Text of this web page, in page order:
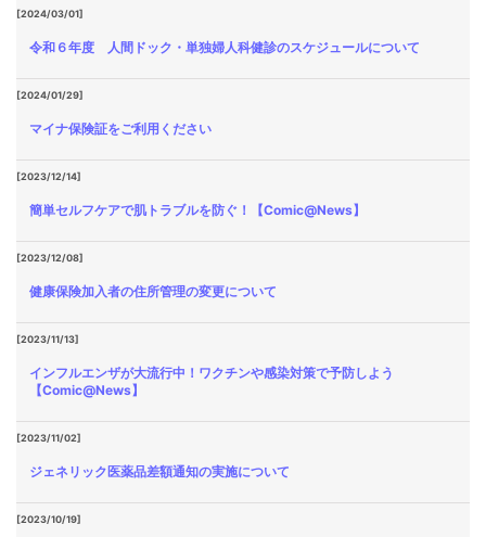
[2024/03/01]
令和６年度 人間ドック・単独婦人科健診のスケジュールについて
[2024/01/29]
マイナ保険証をご利用ください
[2023/12/14]
簡単セルフケアで肌トラブルを防ぐ！【Comic@News】
[2023/12/08]
健康保険加入者の住所管理の変更について
[2023/11/13]
インフルエンザが大流行中！ワクチンや感染対策で予防しよう
【Comic@News】
[2023/11/02]
ジェネリック医薬品差額通知の実施について
[2023/10/19]